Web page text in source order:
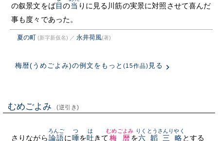
の叙景文をば目の当 りに見る川筋の実景に対照させて喜んだ
事も度々であった。
夏の町 (新字新仮名) ／ 永井荷風(著)
梅暦(うめごよみ)の例文をもっと (15作品) 見る
むめごよみ (逆引き)
さりながら論語
ろんご
に唾
つ
を吐
は
きて 梅暦
むめごよみ
を六韜三略
りくとうさんりやく
とする